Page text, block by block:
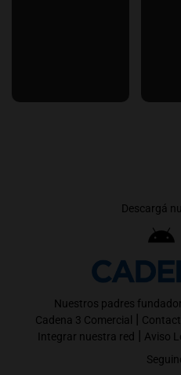
Descargá
Nuestros padres
Cadena 3 Comercial |
Integrar nuestra red | Aviso